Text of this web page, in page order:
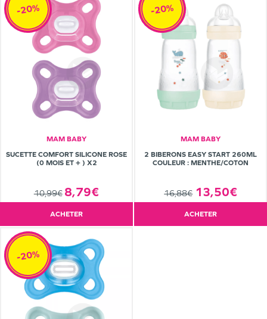
MAM BABY
SUCETTE COMFORT SILICONE ROSE
(0 MOIS ET + ) X2
10,99€ 8,79€
-20%
ACHETER
MAM BABY
2 BIBERONS EASY START 260ML
COULEUR : MENTHE/COTON
16,88€ 13,50€
-20%
ACHETER
-20%